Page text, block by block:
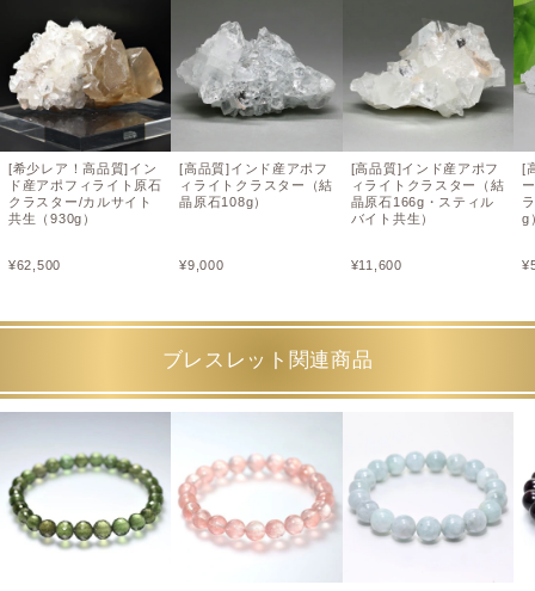
[希少レア！高品質]イン
ド産アポフィライト原石
クラスター/カルサイト
共生（930g）
¥62,500
[高品質]インド産アポフ
ィライトクラスター（結
晶原石108g）
¥9,000
[高品質]インド産アポフ
ィライトクラスター（結
晶原石166g・スティル
バイト共生）
¥11,600
[
g
¥
ブレスレット関連商品